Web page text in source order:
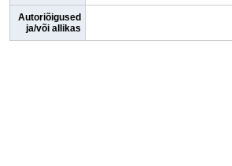
Autoriõigused
ja/või allikas